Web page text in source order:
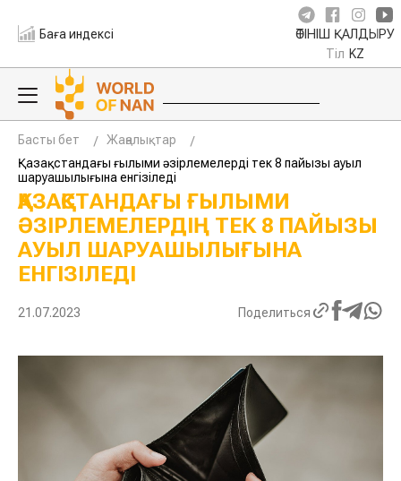
Баға индексі ӨТІНІШ ҚАЛДЫРУ
Тіл KZ
Басты бет
Жаңалықтар
Қазақстандағы ғылыми әзірлемелердің тек 8 пайызы ауыл
шаруашылығына енгізіледі
ҚАЗАҚСТАНДАҒЫ ҒЫЛЫМИ
ӘЗІРЛЕМЕЛЕРДІҢ ТЕК 8 ПАЙЫЗЫ
АУЫЛ ШАРУАШЫЛЫҒЫНА
ЕНГІЗІЛЕДІ
21.07.2023 Поделиться